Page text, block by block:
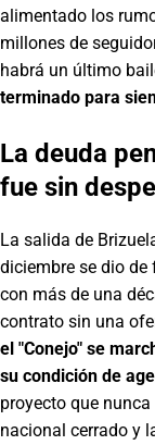
alimentado los
millones de
habrá un último
terminado para
La deuda
fue sin
La salida de
diciembre se dio
con más de una
contrato sin una
el "Conejo" se
su condición de
proyecto que
nacional cerrado y